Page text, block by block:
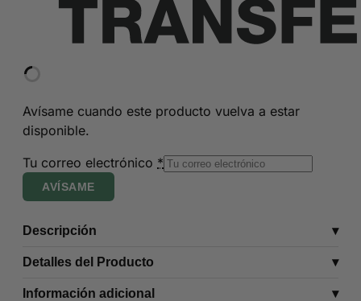
Avísame cuando este producto vuelva a estar
disponible.
Tu correo electrónico *
AVÍSAME
Descripción
Detalles del Producto
Información adicional